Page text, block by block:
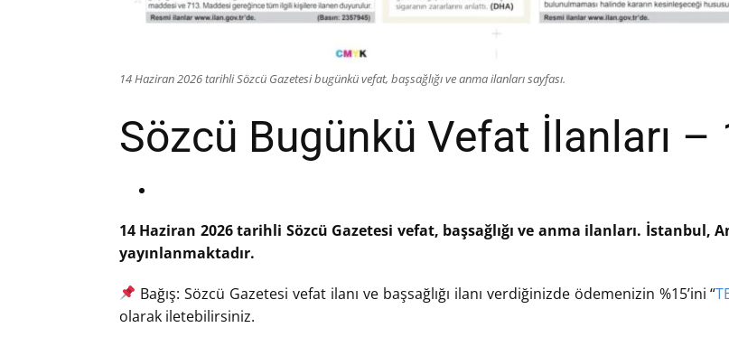
14 Haziran 2026 tarihli Sözcü Gazetesi bugünkü vefat, başsağlığı ve anma ilanları sayfası.
Sözcü Bugünkü Vefat İlanları
14 Haziran 2026 tarihli Sözcü Gazetesi vefat, başsağlığı ve anma ilanları. İstanbul,
yayınlanmaktadır.
Bağış: Sözcü Gazetesi vefat ilanı ve başsağlığı ilanı verdiğinizde ödemenizin %15’ini “
olarak iletebilirsiniz.